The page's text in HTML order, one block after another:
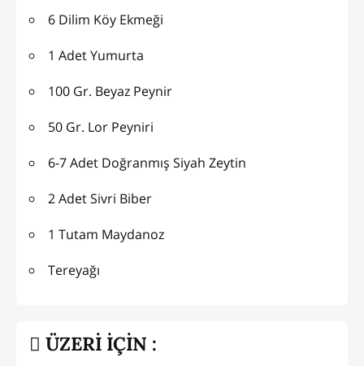
6 Dilim Köy Ekmeği
1 Adet Yumurta
100 Gr. Beyaz Peynir
50 Gr. Lor Peyniri
6-7 Adet Doğranmış Siyah Zeytin
2 Adet Sivri Biber
1 Tutam Maydanoz
Tereyağı
ÜZERİ İÇİN :